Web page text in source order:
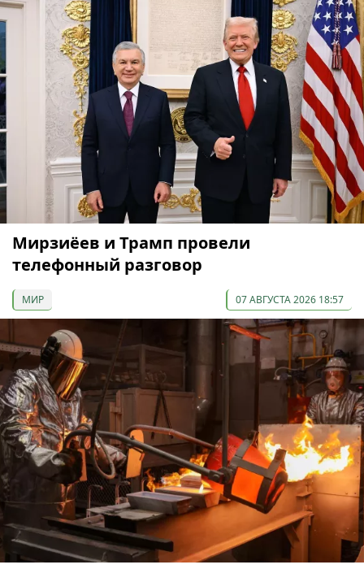
Мирзиёев и Трамп провели
телефонный разговор
МИР 07 АВГУСТА 2026 18:57